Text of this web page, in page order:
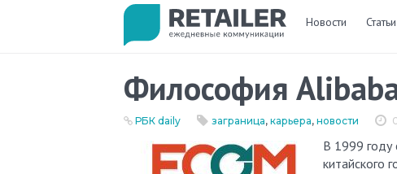
Новости Статьи
Философия
РБК daily заграница, карьера, новости
В 1999 году
китайского